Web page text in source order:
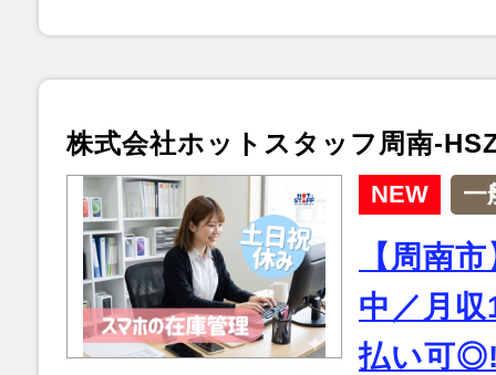
株式会社ホットスタッフ周南-
NEW 一
【周南
中／月
払い可